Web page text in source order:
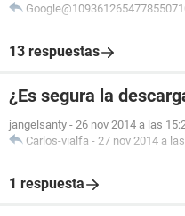
13 respuestas
¿Es segura la
jangelsanty - 26 nov 2014 a las
Carlos-vialfa - 27 nov 2014 a
1 respuesta